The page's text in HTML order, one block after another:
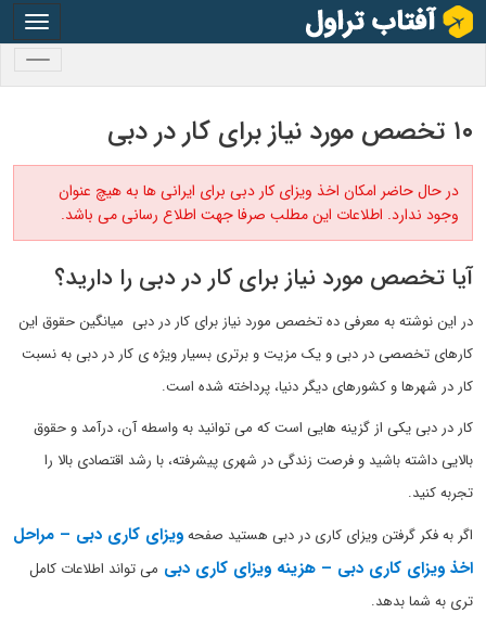
۱۰ تخصص مورد نیاز برای کار در دبی
در حال حاضر امکان اخذ ویزای کار دبی برای ایرانی ها به هیچ عنوان
وجود ندارد. اطلاعات این مطلب صرفا جهت اطلاع رسانی می باشد.
آیا تخصص مورد نیاز برای کار در دبی را دارید؟
در این نوشته به معرفی ده تخصص مورد نیاز برای کار در دبی میانگین حقوق این
کارهای تخصصی در دبی و یک مزیت و برتری بسیار ویژه ی کار در دبی به نسبت
کار در شهرها و کشورهای دیگر دنیا، پرداخته شده است.
کار در دبی یکی از گزینه هایی است که می توانید به واسطه آن، درآمد و حقوق
بالایی داشته باشید و فرصت زندگی در شهری پیشرفته، با رشد اقتصادی بالا را
تجربه کنید.
اگر به فکر گرفتن ویزای کاری در دبی هستید صفحهویزای کاری دبی – مراحل
اخذ ویزای کاری دبی – هزینه ویزای کاری دبی می تواند اطلاعات کامل
تری به شما بدهد.